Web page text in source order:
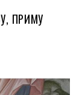
ПРИМУ